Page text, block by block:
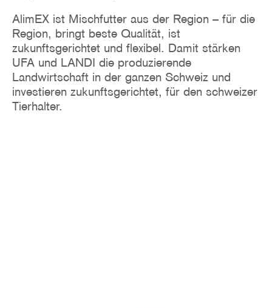
AlimEX ist Mischfutter aus der Region – für die
Region, bringt beste Qualität, ist
zukunftsgerichtet und flexibel. Damit stärken
UFA und LANDI die produzierende
Landwirtschaft in der ganzen Schweiz und
investieren zukunftsgerichtet, für den schweizer
Tierhalter.